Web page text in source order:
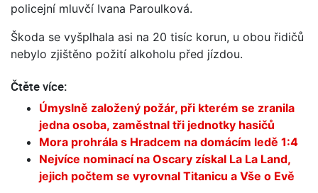
policejní mluvčí Ivana Paroulková.
Škoda se vyšplhala asi na 20 tisíc korun, u obou řidičů
nebylo zjištěno požití alkoholu před jízdou.
Čtěte více:
Úmyslně založený požár, při kterém se zranila
jedna osoba, zaměstnal tři jednotky hasičů
Mora prohrála s Hradcem na domácím ledě 1:4
Nejvíce nominací na Oscary získal La La Land,
jejich počtem se vyrovnal Titanicu a Vše o Evě